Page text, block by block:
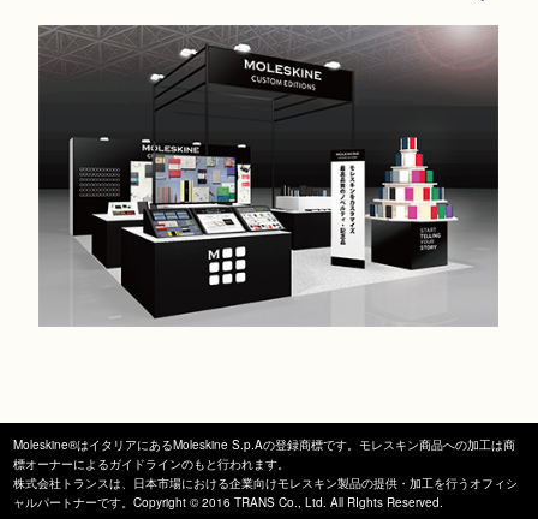
Moleskine®はイタリアにあるMoleskine S.p.Aの登録商標です。モレスキン商品への加工は商
標オーナーによるガイドラインのもと行われます。
株式会社トランスは、日本市場における企業向けモレスキン製品の提供・加工を行うオフィシ
ャルパートナーです。Copyright © 2016 TRANS Co., Ltd. All RIghts Reserved.